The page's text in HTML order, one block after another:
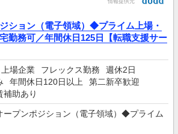
ション（電子領域）◆プライム上場・
勤務可／年間休日125日【転職支援サー
上場企業 フレックス勤務
週休2日
年間休日120日以上
第二新卒歓迎
補助あり
ープンポジション（電子領域）◆プライム